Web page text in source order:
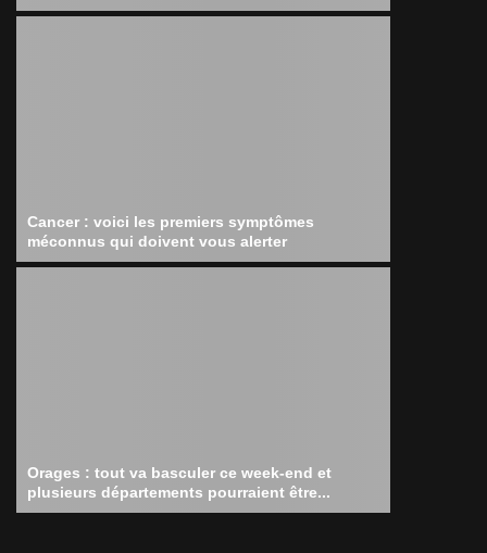
Cancer : voici les premiers symptômes
méconnus qui doivent vous alerter
Orages : tout va basculer ce week-end et
plusieurs départements pourraient être...